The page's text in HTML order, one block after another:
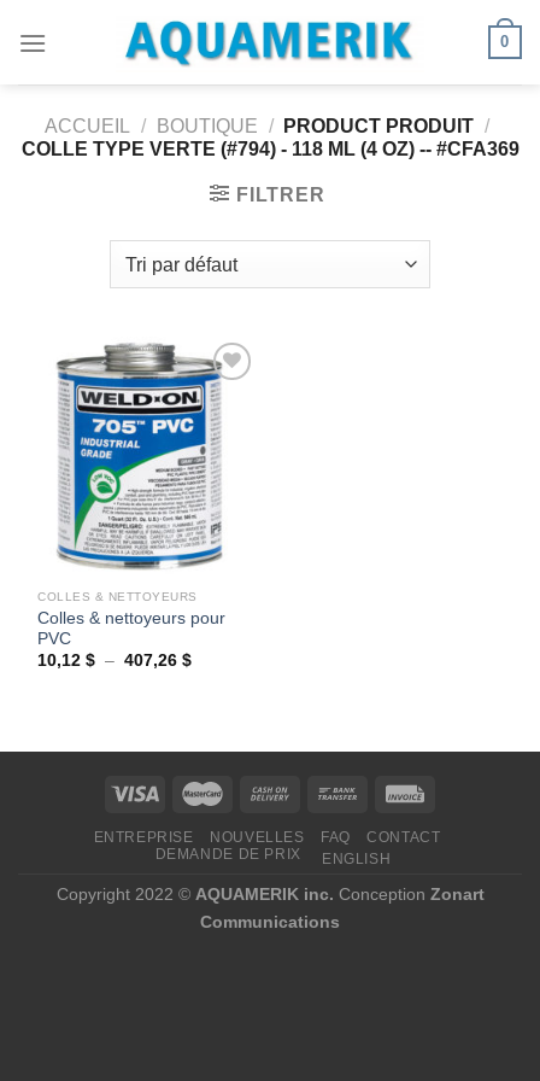
0
ACCUEIL / BOUTIQUE / PRODUCT PRODUIT /
COLLE TYPE VERTE (#794) - 118 ML (4 OZ) -- #CFA369
FILTRER
Ajouter
à la
wishlist
COLLES & NETTOYEURS
Colles & nettoyeurs pour
PVC
10,12$ – 407,26$Plage
ENTREPRISE NOUVELLES FAQ
CONTACT
DEMANDE DE PRIX
ENGLISH
Copyright 2022 © AQUAMERIK inc. Conception Zonart
Communications